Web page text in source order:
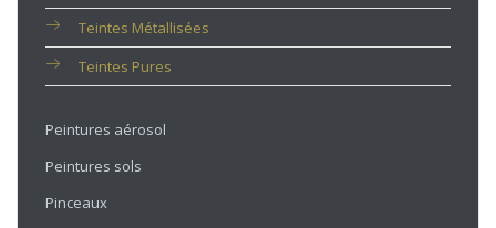
Teintes Métallisées
Teintes Pures
Peintures aérosol
Peintures sols
Pinceaux